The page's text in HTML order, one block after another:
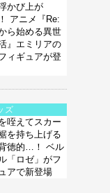
かび上が
アニメ『Re:
ら始める異世
』エミリアの
ィギュアが登
ズ
咥えてスカー
を持ち上げる
徳的…！ ベル
「ロゼ」がフ
アで新登場